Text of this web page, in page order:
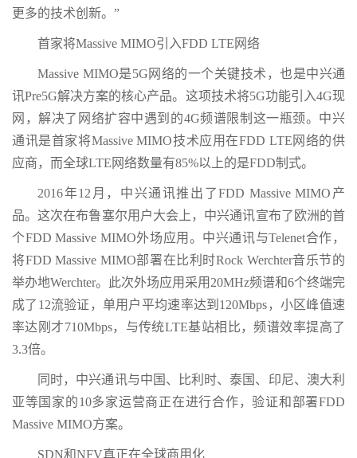
更多的技术创新。”
首家将Massive MIMO引入FDD LTE网络
Massive MIMO是5G网络的一个关键技术，也是中兴通
讯Pre5G解决方案的核心产品。这项技术将5G功能引入4G现
网，解决了网络扩容中遇到的4G频谱限制这一瓶颈。中兴
通讯是首家将Massive MIMO技术应用在FDD LTE网络的供
应商，而全球LTE网络数量有85%以上的是FDD制式。
2016年12月，中兴通讯推出了FDD Massive MIMO产
品。这次在布鲁塞尔用户大会上，中兴通讯宣布了欧洲的首
个FDD Massive MIMO外场应用。中兴通讯与Telenet合作，
将FDD Massive MIMO部署在比利时Rock Werchter音乐节的
举办地Werchter。此次外场应用采用20MHz频谱和6个终端完
成了12流验证，单用户平均速率达到120Mbps，小区峰值速
率达刚才710Mbps，与传统LTE基站相比，频谱效率提高了
3.3倍。
同时，中兴通讯与中国、比利时、泰国、印尼、澳大利
亚等国家的10多家运营商正在进行合作，验证和部署FDD
Massive MIMO方案。
SDN和NFV真正在全球商用化